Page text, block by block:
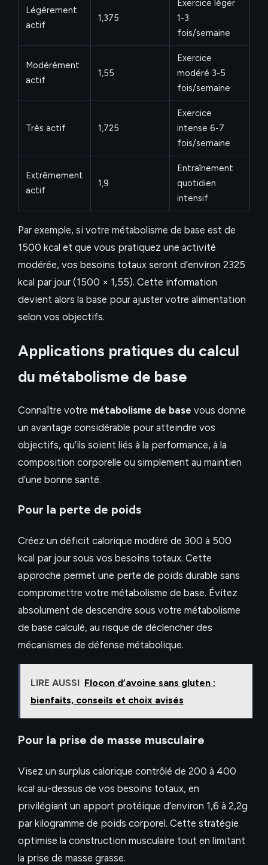
Légèrement
actif
1,375
Exercice léger
1-3
fois/semaine
Modérément
actif
1,55
Exercice
modéré 3-5
fois/semaine
Très actif 1,725
Exercice
intense 6-7
fois/semaine
Extrêmement
actif
1,9
Entraînement
quotidien
intensif
Par exemple, si votre métabolisme de base est de
1500 kcal et que vous pratiquez une activité
modérée, vos besoins totaux seront d’environ 2325
kcal par jour (1500 × 1,55). Cette information
devient alors la base pour ajuster votre alimentation
selon vos objectifs.
Applications pratiques du calcul
du métabolisme de base
Connaître votre métabolisme de base vous donne
un avantage considérable pour atteindre vos
objectifs, qu’ils soient liés à la performance, à la
composition corporelle ou simplement au maintien
d’une bonne santé.
Pour la perte de poids
Créez un déficit calorique modéré de 300 à 500
kcal par jour sous vos besoins totaux. Cette
approche permet une perte de poids durable sans
compromettre votre métabolisme de base. Évitez
absolument de descendre sous votre métabolisme
de base calculé, au risque de déclencher des
mécanismes de défense métabolique.
LIRE AUSSI Flocon d’avoine sans gluten :
bienfaits, conseils et choix avisés
Pour la prise de masse musculaire
Visez un surplus calorique contrôlé de 200 à 400
kcal au-dessus de vos besoins totaux, en
privilégiant un apport protéique d’environ 1,6 à 2,2g
par kilogramme de poids corporel. Cette stratégie
optimise la construction musculaire tout en limitant
la prise de masse grasse.